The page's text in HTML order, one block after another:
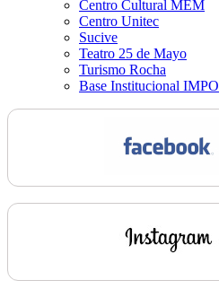
Centro Cultural MEM
Centro Unitec
Sucive
Teatro 25 de Mayo
Turismo Rocha
Base Institucional IMPO